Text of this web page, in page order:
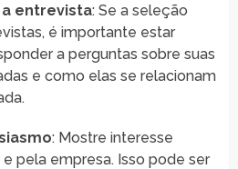
entrevista: Se a seleção
é importante estar
a perguntas sobre suas
e como elas se relacionam
: Mostre interesse
pela empresa. Isso pode ser